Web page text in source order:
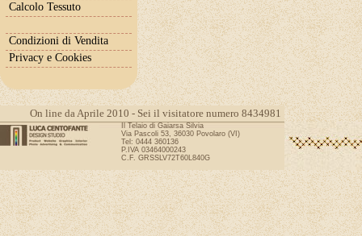
Calcolo Tessuto
Condizioni di Vendita
Privacy e Cookies
On line da Aprile 2010 - Sei il visitatore numero 8434981
Il Telaio di Gaiarsa Silvia
Via Pascoli 53, 36030 Povolaro (VI)
Tel: 0444 360136
P.IVA 03464000243
C.F. GRSSLV72T60L840G